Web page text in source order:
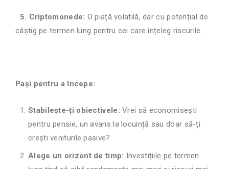
5. Criptomonede: O piață volatilă, dar cu potențial de
câștig pe termen lung pentru cei care înțeleg riscurile.
Pași pentru a începe:
Stabilește-ți obiectivele: Vrei să economisești
pentru pensie, un avans la locuință sau doar să-ți
crești veniturile pasive?
Alege un orizont de timp: Investițiile pe termen